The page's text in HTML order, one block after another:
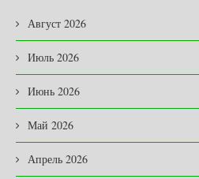
Август 2026
Июль 2026
Июнь 2026
Май 2026
Апрель 2026